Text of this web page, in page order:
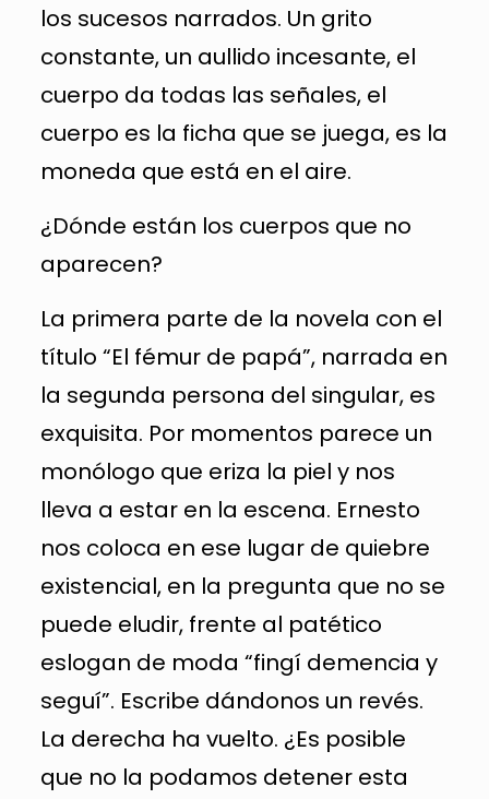
los sucesos narrados. Un grito
constante, un aullido incesante, el
cuerpo da todas las señales, el
cuerpo es la ficha que se juega, es la
moneda que está en el aire.
¿Dónde están los cuerpos que no
aparecen?
La primera parte de la novela con el
título “El fémur de papá”, narrada en
la segunda persona del singular, es
exquisita. Por momentos parece un
monólogo que eriza la piel y nos
lleva a estar en la escena. Ernesto
nos coloca en ese lugar de quiebre
existencial, en la pregunta que no se
puede eludir, frente al patético
eslogan de moda “fingí demencia y
seguí”. Escribe dándonos un revés.
La derecha ha vuelto. ¿Es posible
que no la podamos detener esta